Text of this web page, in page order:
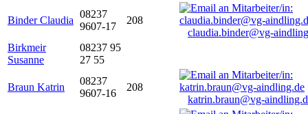
Binder Claudia
08237
9607-17
208
claudia.binder@vg-
Birkmeir
Susanne
08237 95
27 55
Braun Katrin
08237
9607-16
208
katrin.braun@vg-